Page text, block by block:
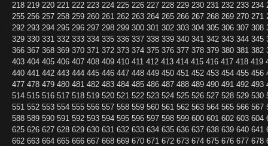
218 219 220 221 222 223 224 225 226 227 228 229 230 231 232 233 234
255 256 257 258 259 260 261 262 263 264 265 266 267 268 269 270 271
292 293 294 295 296 297 298 299 300 301 302 303 304 305 306 307 308
329 330 331 332 333 334 335 336 337 338 339 340 341 342 343 344 345
366 367 368 369 370 371 372 373 374 375 376 377 378 379 380 381 382
403 404 405 406 407 408 409 410 411 412 413 414 415 416 417 418 419
440 441 442 443 444 445 446 447 448 449 450 451 452 453 454 455 456
477 478 479 480 481 482 483 484 485 486 487 488 489 490 491 492 493
514 515 516 517 518 519 520 521 522 523 524 525 526 527 528 529 530
551 552 553 554 555 556 557 558 559 560 561 562 563 564 565 566 567
588 589 590 591 592 593 594 595 596 597 598 599 600 601 602 603 604
625 626 627 628 629 630 631 632 633 634 635 636 637 638 639 640 641
662 663 664 665 666 667 668 669 670 671 672 673 674 675 676 677 678